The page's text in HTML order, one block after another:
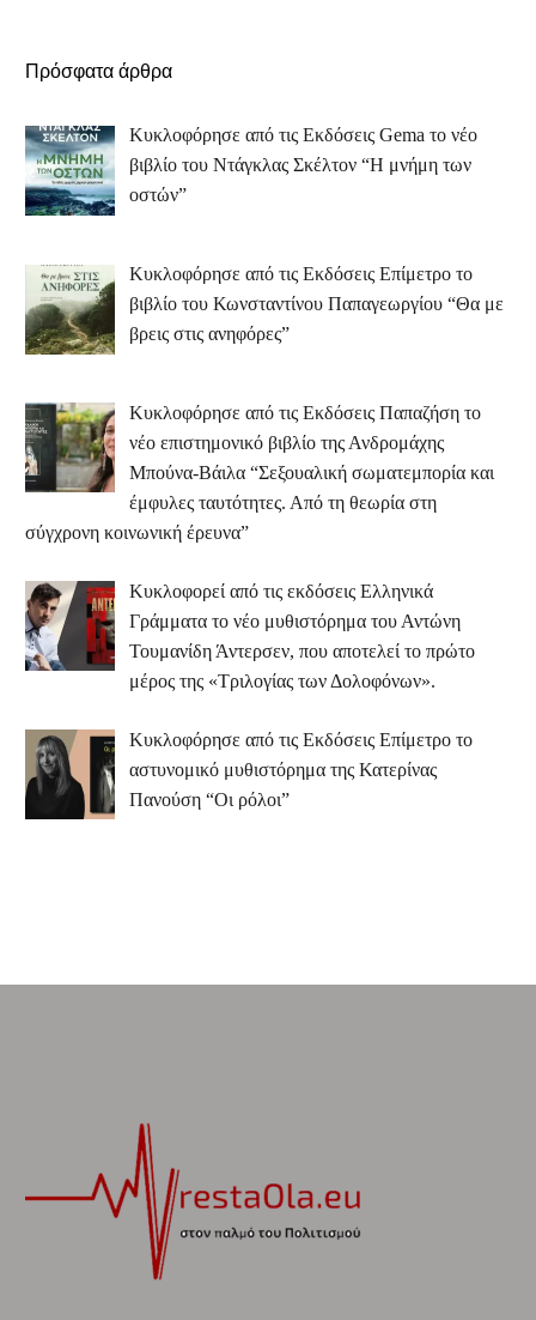
Πρόσφατα άρθρα
Κυκλοφόρησε από τις Εκδόσεις Gema το νέο
βιβλίο του Ντάγκλας Σκέλτον “Η μνήμη των
οστών”
Κυκλοφόρησε από τις Εκδόσεις Επίμετρο το
βιβλίο του Κωνσταντίνου Παπαγεωργίου “Θα με
βρεις στις ανηφόρες”
Κυκλοφόρησε από τις Εκδόσεις Παπαζήση το
νέο επιστημονικό βιβλίο της Ανδρομάχης
Μπούνα-Βάιλα “Σεξουαλική σωματεμπορία και
έμφυλες ταυτότητες. Από τη θεωρία στη
σύγχρονη κοινωνική έρευνα”
Κυκλοφορεί από τις εκδόσεις Ελληνικά
Γράμματα το νέο μυθιστόρημα του Αντώνη
Τουμανίδη Άντερσεν, που αποτελεί το πρώτο
μέρος της «Τριλογίας των Δολοφόνων».
Κυκλοφόρησε από τις Εκδόσεις Επίμετρο το
αστυνομικό μυθιστόρημα της Κατερίνας
Πανούση “Οι ρόλοι”